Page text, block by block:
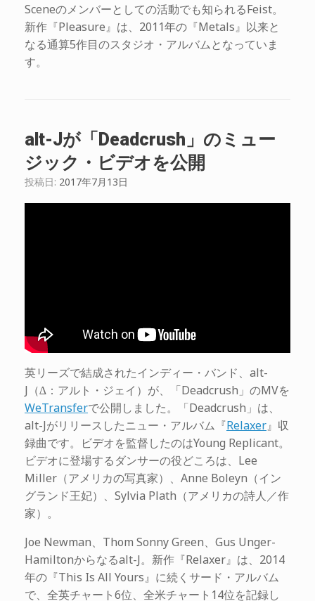
Sceneのメンバーとしての活動でも知られるFeist。
新作『Pleasure』は、2011年の『Metals』以来と
なる通算5作目のスタジオ・アルバムとなっていま
す。
alt-Jが「Deadcrush」のミュー
ジック・ビデオを公開
投稿日: 2017年7月13日
英リーズで結成されたインディー・バンド、alt-
J（∆：アルト・ジェイ）が、「Deadcrush」のMVを
WeTransferで公開しました。「Deadcrush」は、
alt-Jがリリースしたニュー・アルバム『Relaxer』収
録曲です。ビデオを監督したのはYoung Replicant。
ビデオに登場するダンサーの役どころは、Lee
Miller（アメリカの写真家）、Anne Boleyn（イン
グランド王妃）、Sylvia Plath（アメリカの詩人／作
家）。
Joe Newman、Thom Sonny Green、Gus Unger-
Hamiltonからなるalt-J。新作『Relaxer』は、2014
年の『This Is All Yours』に続くサード・アルバム
で、全英チャート6位、全米チャート14位を記録し